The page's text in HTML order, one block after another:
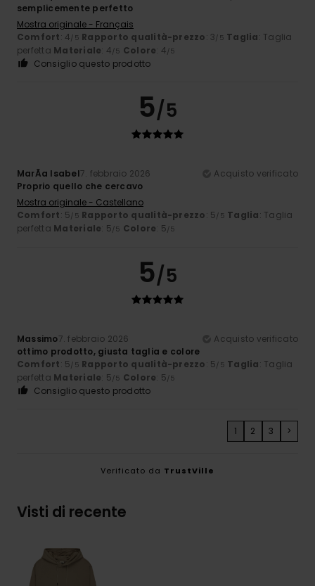
semplicemente perfetto
Mostra originale - Français
Comfort: 4 /5 Rapporto qualità-prezzo: 3 /5 Taglia: Taglia
perfetta Materiale: 4 /5 Colore: 4 /5
Consiglio questo prodotto
5/5
MarÃ­a Isabel7. febbraio 2026
Acquisto verificato
Proprio quello che cercavo
Mostra originale - Castellano
Comfort: 5 /5 Rapporto qualità-prezzo: 5 /5 Taglia: Taglia
perfetta Materiale: 5 /5 Colore: 5 /5
5/5
Massimo7. febbraio 2026
Acquisto verificato
ottimo prodotto, giusta taglia e colore
Comfort: 5 /5 Rapporto qualità-prezzo: 5 /5 Taglia: Taglia
perfetta Materiale: 5 /5 Colore: 5 /5
Consiglio questo prodotto
1 2 3 >
Verificato da TrustVille
Visti di recente